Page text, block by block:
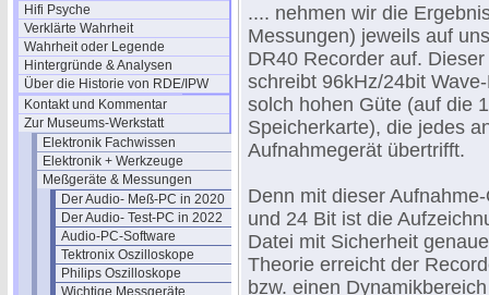
Hifi Psyche
Verklärte Wahrheit
Wahrheit oder Legende
Hintergründe & Analysen
Über die Historie von RDE/IPW
Kontakt und Kommentar
Zur Museums-Werkstatt
Elektronik Fachwissen
Elektronik + Werkzeuge
Meßgeräte & Messungen
Der Audio- Meß-PC in 2020
Der Audio- Test-PC in 2022
Audio-PC-Software
Tektronix Oszilloskope
Philips Oszilloskope
Wichtige Messgeräte
.... nehmen wir die
Messungen) jeweils auf
DR40 Recorder auf.
schreibt 96kHz/24bit
solch hohen Güte (auf die
Speicherkarte), die jedes
Aufnahmegerät übertrifft.
Denn mit dieser
und 24 Bit ist die
Datei mit Sicherheit
Theorie erreicht der
bzw. einen